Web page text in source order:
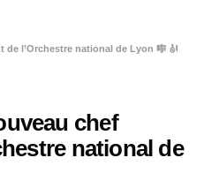
l’Orchestre national de Lyon 🎼 🎻
chef
national de